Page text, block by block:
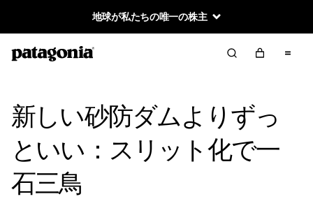
地球が私たちの唯一の株主
新しい砂防ダムよりずっ
といい：スリット化で一
石三鳥